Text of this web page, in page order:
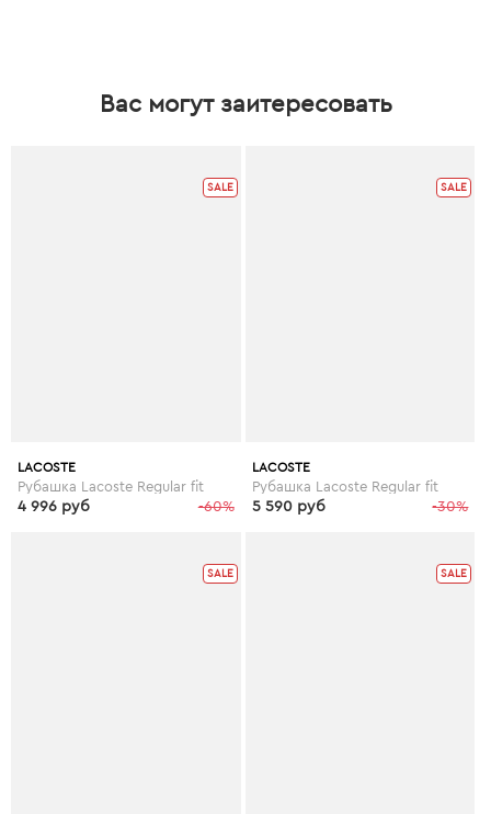
Вас могут заитересовать
SALE
LACOSTE
Рубашка Lacoste Regular fit
-60%
4 996 руб
SALE
LACOSTE
Рубашка Lacoste Regular fit
-30%
5 590 руб
SALE SALE